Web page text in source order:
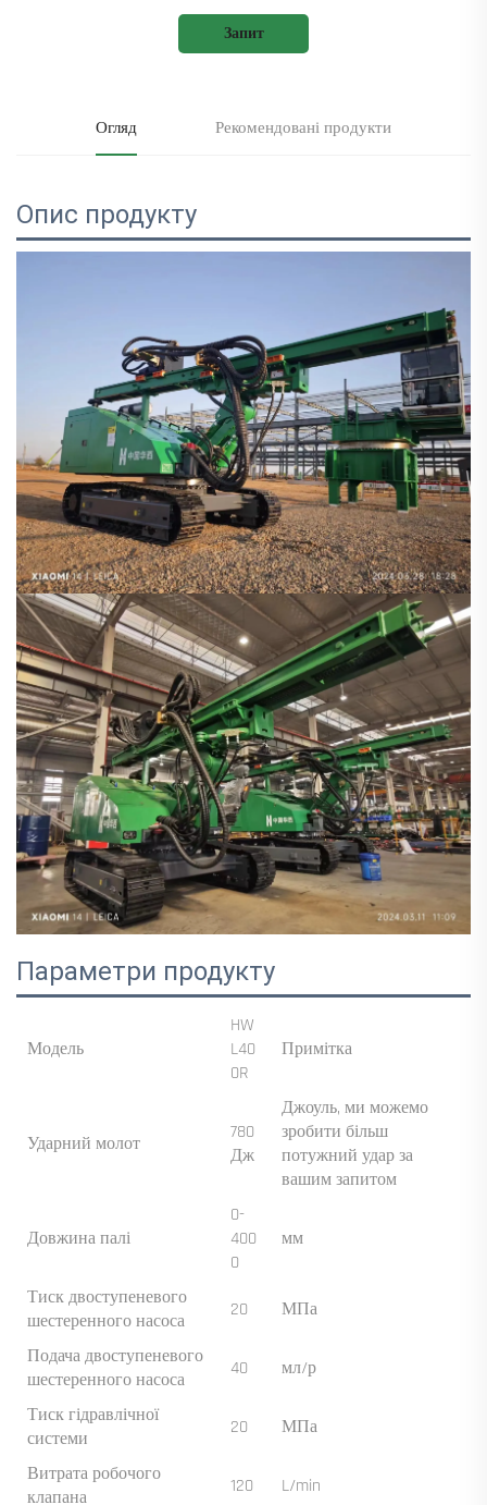
Запит
Огляд Рекомендовані продукти
Опис продукту
Параметри продукту
Модель
HW
L40
0R
Примітка
Ударний молот
780
Дж
Джоуль, ми можемо
зробити більш
потужний удар за
вашим запитом
Довжина палі
0-
400
0
мм
Тиск двоступеневого
шестеренного насоса
20 МПа
Подача двоступеневого
шестеренного насоса
40 мл/р
Тиск гідравлічної
системи
20 МПа
Витрата робочого
клапана
120 L/min